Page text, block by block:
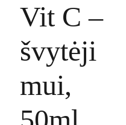
Vit C –
švytėji
mui,